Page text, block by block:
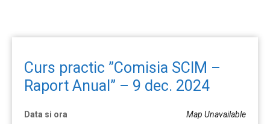
Curs practic ”Comisia SCIM –
Raport Anual” – 9 dec. 2024
Map Unavailable
Data si ora